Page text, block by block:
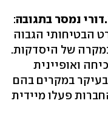
נמסר בתגובה:
הבטיחותי הגבוה
של היסדקות.
ואופיינית
במקרים בהם
פעלו מיידית